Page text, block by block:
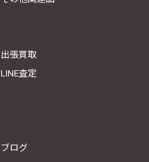
出張買取
LINE査定
ブログ